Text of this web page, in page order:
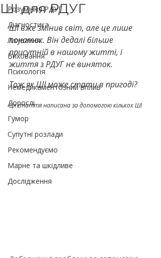
Розуміння РДУГ
Діагностика
Лікування
Виховання
Психологія
Немедикаментозний вплив
Дорослі
Гумор
Супутні розлади
Рекомендуємо
Марне та шкідливе
Дослідження
ШІ для РДУГ
ШІ вже змінив світ, але це лише
початок. Він дедалі більше
присутній в нашому житті, і
життя з РДУГ не виняток.
Тож як ШІ може стати в пригоді?
Ця стаття написана за допомогою кількох ШІ